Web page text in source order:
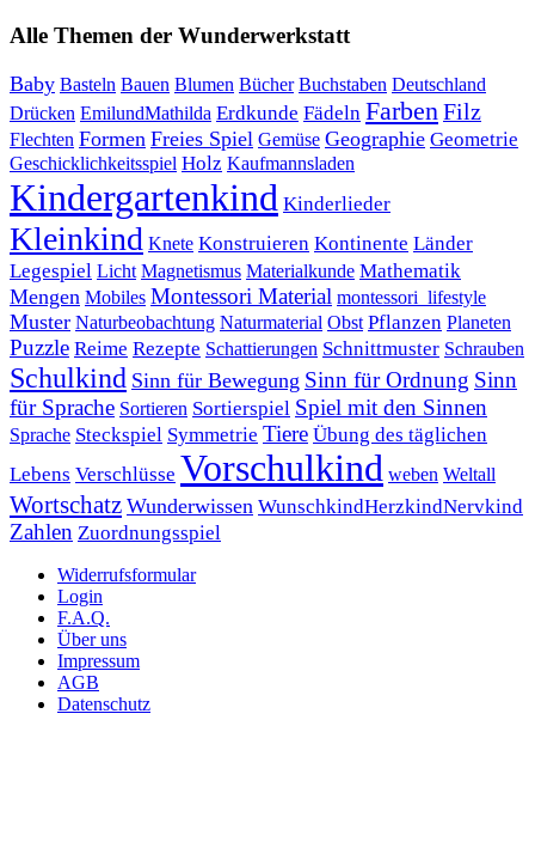
Alle Themen der Wunderwerkstatt
Baby Basteln Bauen Blumen Bücher Buchstaben Deutschland
Drücken EmilundMathilda Erdkunde Fädeln FarbenFilz
Flechten Formen Freies Spiel Gemüse Geographie Geometrie
Geschicklichkeitsspiel Holz Kaufmannsladen
Kindergartenkind Kinderlieder
Kleinkind Knete Konstruieren Kontinente Länder
Legespiel Licht Magnetismus Materialkunde Mathematik
Mengen Mobiles Montessori Material montessori_lifestyle
Muster Naturbeobachtung Naturmaterial Obst Pflanzen Planeten
Puzzle Reime Rezepte Schattierungen Schnittmuster Schrauben
Schulkind Sinn für Bewegung Sinn für Ordnung Sinn
für Sprache Sortieren Sortierspiel Spiel mit den Sinnen
Sprache Steckspiel Symmetrie Tiere Übung des täglichen
Lebens Verschlüsse Vorschulkind weben Weltall
Wortschatz Wunderwissen WunschkindHerzkindNervkind
Zahlen Zuordnungsspiel
Widerrufsformular
Login
F.A.Q.
Über uns
Impressum
AGB
Datenschutz